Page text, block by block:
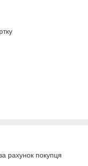
рахунок покупця